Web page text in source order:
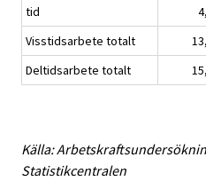
tid
Visstidsarbete totalt
Deltidsarbete totalt
Källa:
Statistikcentralen